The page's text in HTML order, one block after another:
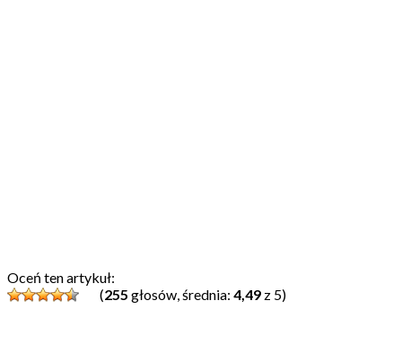
Oceń ten artykuł:
(255 głosów, średnia: 4,49 z 5)